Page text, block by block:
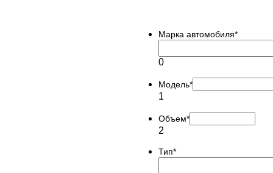
Марка автомобиля*
0
Модель*
1
Объем*
2
Тип*